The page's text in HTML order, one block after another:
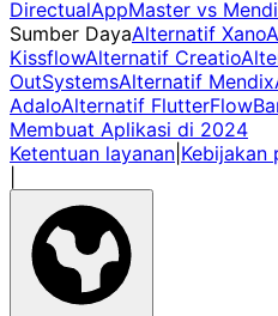
DirectualAppMaster vs
Sumber DayaAlternatif Xano
KissflowAlternatif Creatio
OutSystemsAlternatif Mendix
AdaloAlternatif FlutterFlow
Membuat Aplikasi di 2024
Ketentuan layanan Kebijakan